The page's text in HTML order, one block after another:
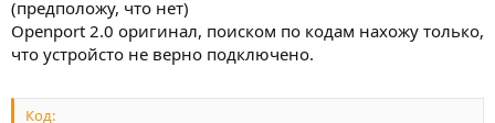
(предположу, что нет)
Openport 2.0 оригинал, поиском по кодам нахожу только,
что устройсто не верно подключено.
Код: